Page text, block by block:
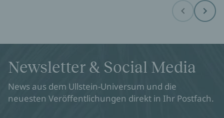
Before Next
Newsletter & Social Media
News aus dem Ullstein-Universum und die
neuesten Veröffentlichungen direkt in Ihr Postfach.